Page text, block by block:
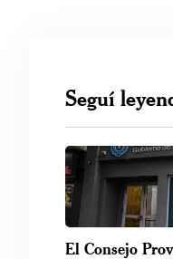
Seguí
El Consejo